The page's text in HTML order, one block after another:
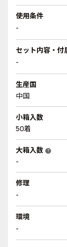
使用条件
-
セット内容・付
-
生産国
中国
小箱入数
50着
大箱入数 help
-
修理
-
環境
-